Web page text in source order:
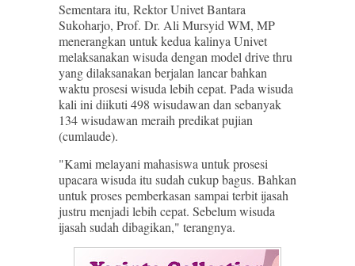
Sementara itu, Rektor Univet Bantara
Sukoharjo, Prof. Dr. Ali Mursyid WM, MP
menerangkan untuk kedua kalinya Univet
melaksanakan wisuda dengan model drive thru
yang dilaksanakan berjalan lancar bahkan
waktu prosesi wisuda lebih cepat. Pada wisuda
kali ini diikuti 498 wisudawan dan sebanyak
134 wisudawan meraih predikat pujian
(cumlaude).
"Kami melayani mahasiswa untuk prosesi
upacara wisuda itu sudah cukup bagus. Bahkan
untuk proses pemberkasan sampai terbit ijasah
justru menjadi lebih cepat. Sebelum wisuda
ijasah sudah dibagikan," terangnya.